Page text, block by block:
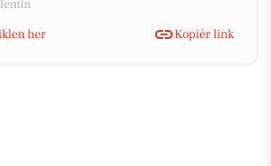
her
Kopiér link